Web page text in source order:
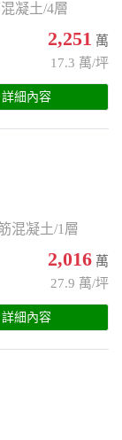
凝土/4層
2,251 萬
17.3 萬/坪
詳細內容
混凝土/1層
2,016 萬
27.9 萬/坪
詳細內容